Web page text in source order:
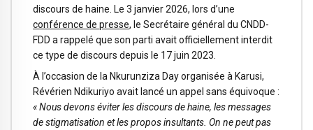
discours de haine. Le 3 janvier 2026, lors d’une
conférence de presse, le Secrétaire général du CNDD-
FDD a rappelé que son parti avait officiellement interdit
ce type de discours depuis le 17 juin 2023.
À l’occasion de la Nkurunziza Day organisée à Karusi,
Révérien Ndikuriyo avait lancé un appel sans équivoque :
« Nous devons éviter les discours de haine, les messages
de stigmatisation et les propos insultants. On ne peut pas